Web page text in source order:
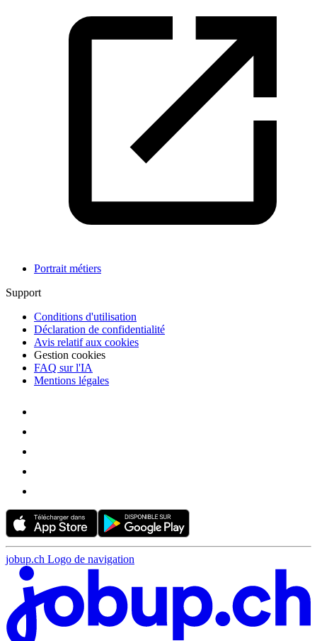
Portrait métiers
Support
Conditions d'utilisation
Déclaration de confidentialité
Avis relatif aux cookies
Gestion cookies
FAQ sur l'IA
Mentions légales
jobup.ch Logo de navigation